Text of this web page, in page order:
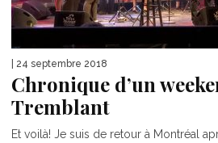
| 24 septembre 2018
Chronique d’un
Tremblant
Et voilà! Je suis de retour à Montréal